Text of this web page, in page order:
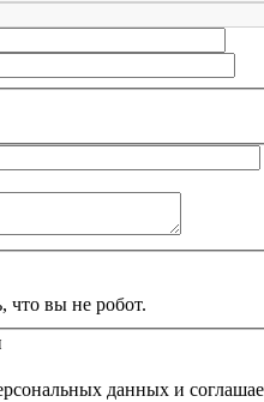
что вы не робот.
данных и